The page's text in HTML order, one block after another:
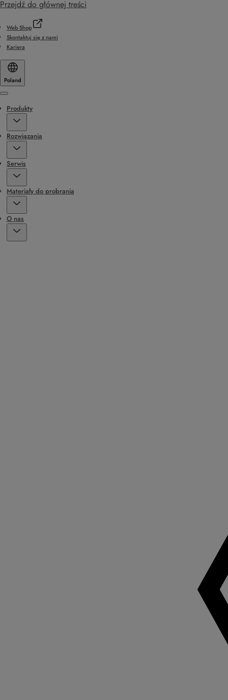
Przejdź do głównej treści
Web Shop
Skontaktuj się z nami
Kariera
Poland
Menu
Produkty
Rozwiązania
Serwis
Materiały do probrania
O nas